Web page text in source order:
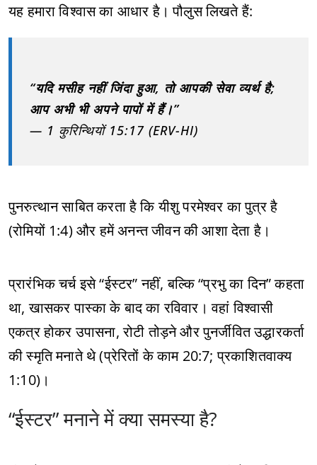
यह हमारा विश्वास का आधार है। पौलुस लिखते हैं:
“यदि मसीह नहीं जिंदा हुआ, तो आपकी सेवा व्यर्थ है;
आप अभी भी अपने पापों में हैं।”
— 1 कुरिन्थियों 15:17 (ERV-HI)
पुनरुत्थान साबित करता है कि यीशु परमेश्वर का पुत्र है
(रोमियों 1:4) और हमें अनन्त जीवन की आशा देता है।
प्रारंभिक चर्च इसे “ईस्टर” नहीं, बल्कि “प्रभु का दिन” कहता
था, खासकर पास्का के बाद का रविवार। वहां विश्वासी
एकत्र होकर उपासना, रोटी तोड़ने और पुनर्जीवित उद्धारकर्ता
की स्मृति मनाते थे (प्रेरितों के काम 20:7; प्रकाशितवाक्य
1:10)।
“ईस्टर” मनाने में क्या समस्या है?